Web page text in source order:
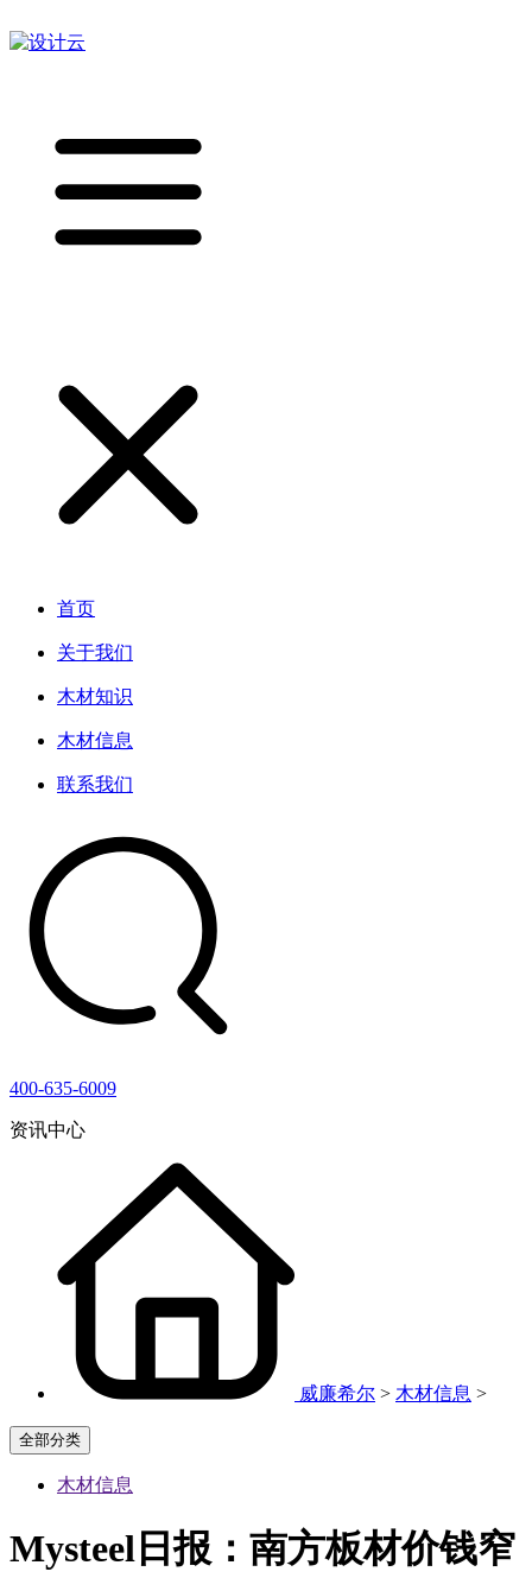
首页
关于我们
木材知识
木材信息
联系我们
400-635-6009
资讯中心
威廉希尔 > 木材信息 >
全部分类
木材信息
Mysteel日报：南方板材价钱窄